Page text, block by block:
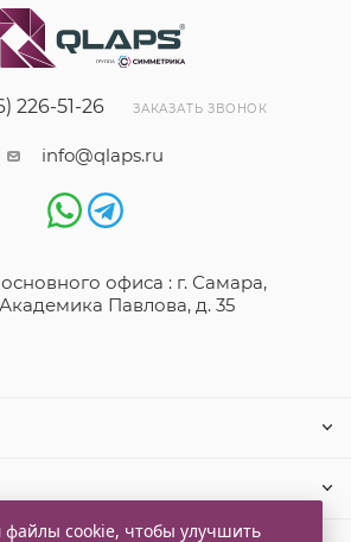
226-51-26 ЗАКАЗАТЬ ЗВОНОК
info@qlaps.ru
офиса : г. Самара,
Павлова, д. 35
cookie, чтобы улучшить